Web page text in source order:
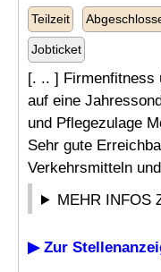
Teilzeit
Jobticket
[. .. ] Firmenfitness
auf eine
und Pflegezulage
Sehr gute
Verkehrsmitteln
MEHR INFOS
▶ Zur